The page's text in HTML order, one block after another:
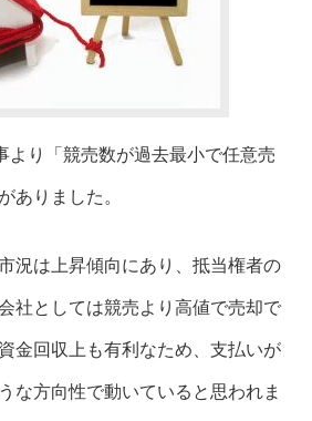
り「競売数が過去最小で任意売
ありました。
況は上昇傾向にあり、抵当権者の
社としては競売より高値で売却で
金回収上も有利なため、支払いが
な方向性で動いていると思われま